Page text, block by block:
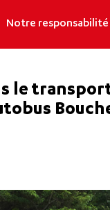
Notre responsabilité
le